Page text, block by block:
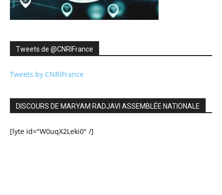
Tweets de ‎@CNRIFrance
Tweets by CNRIFrance
DISCOURS DE MARYAM RADJAVI ASSEMBLÉE NATIONALE
[lyte id="W0uqX2Leki0" /]